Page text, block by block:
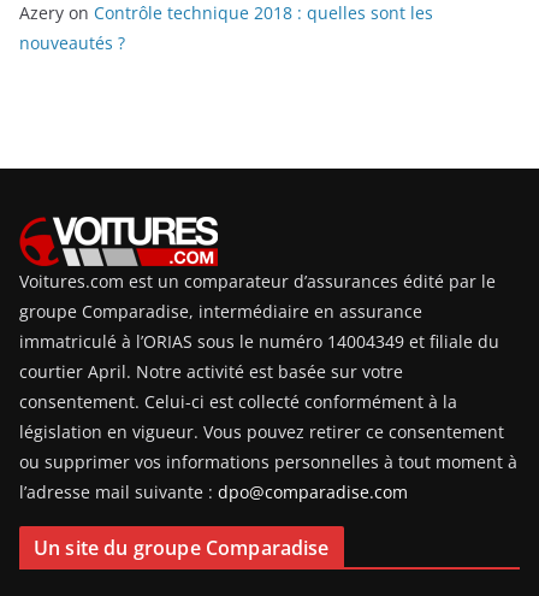
Azery on Contrôle technique 2018 : quelles sont les
nouveautés ?
Voitures.com est un comparateur d’assurances édité par le
groupe Comparadise, intermédiaire en assurance
immatriculé à l’ORIAS sous le numéro 14004349 et filiale du
courtier April. Notre activité est basée sur votre
consentement. Celui-ci est collecté conformément à la
législation en vigueur. Vous pouvez retirer ce consentement
ou supprimer vos informations personnelles à tout moment à
l’adresse mail suivante : dpo@comparadise.com
Un site du groupe Comparadise